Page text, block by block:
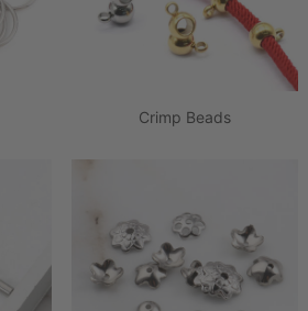
Crimp Beads